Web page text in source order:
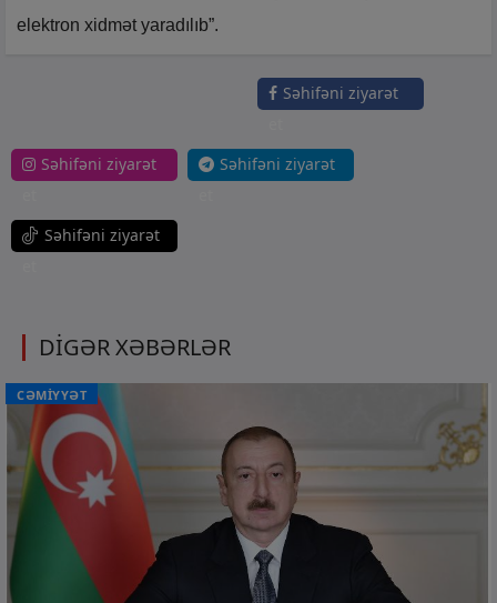
elektron xidmət yaradılıb”.
Səhifəni ziyarət
Səhifəni ziyarət
Səhifəni ziyarət
Səhifəni ziyarət
DİGƏR XƏBƏRLƏR
CƏMİYYƏT